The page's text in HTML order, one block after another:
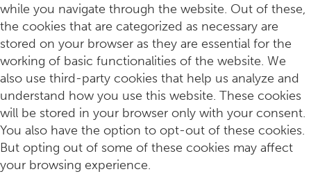
while you navigate through the website. Out of these,
the cookies that are categorized as necessary are
stored on your browser as they are essential for the
working of basic functionalities of the website. We
also use third-party cookies that help us analyze and
understand how you use this website. These cookies
will be stored in your browser only with your consent.
You also have the option to opt-out of these cookies.
But opting out of some of these cookies may affect
your browsing experience.